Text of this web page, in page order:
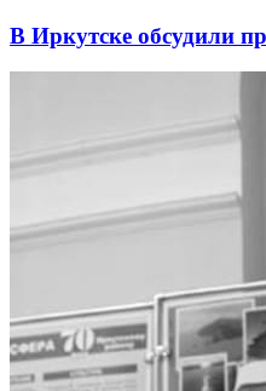
В Иркутске обсудили